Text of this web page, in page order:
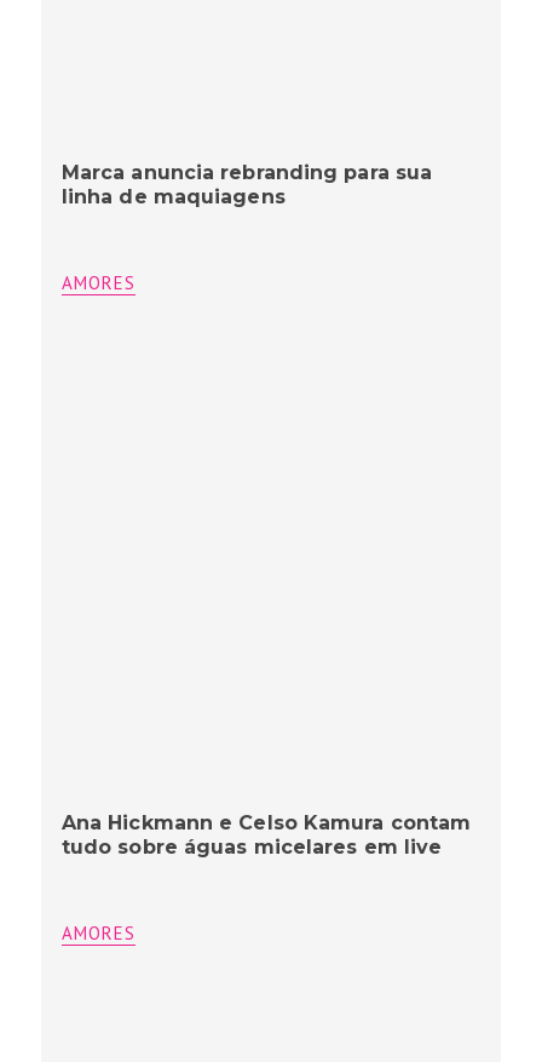
Marca anuncia rebranding para sua
linha de maquiagens
AMORES
Ana Hickmann e Celso Kamura contam
tudo sobre águas micelares em live
AMORES